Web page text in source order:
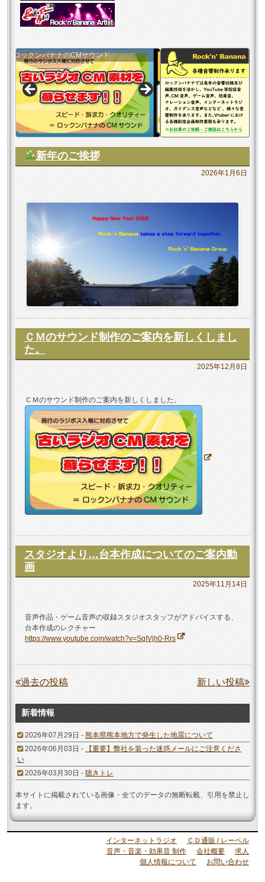
レコーディングスタ
新年のご挨拶
2026年1月6日
ＣＭのサウンド制作のご案内を新しくしまし
た。
2025年12月8日
ＣＭのサウンド制作のご案内を新しくしました。
スタジオより…台本作成についてのご案内動
画
2025年11月14日
音声作品・ゲーム音声の収録スタジオスタッフがアドバイスする、
台本作成のレクチャー
https://www.youtube.com/watch?v=SqIVjh0-Rrs
投
稿
ナ
ビ
ゲ
ー
シ
ョ
ン
過去の投稿 新しい投稿
新着情報
2026年07月29日 -熊本県熊本地方で発生した地震について
2026年06月03日 -【重要】弊社を装った迷惑メールにご注意くださ
い
2026年03月30日 -聴きトレ
本サイトに掲載されている画像・全てのデータの無断転載、引用を禁止し
ます。
インターネットラジオ
ＣＤ通販 / レーベル
音声・音楽・効果音 制作
会社概要
求人
個人情報について
お問い合わせ